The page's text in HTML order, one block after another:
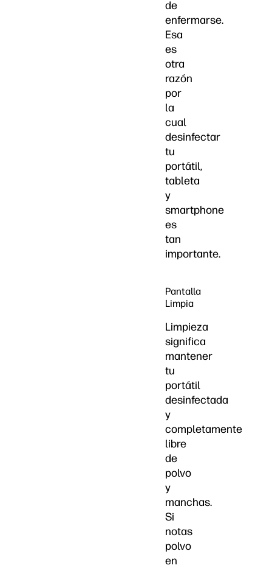
de
enfermarse.
Esa
es
otra
razón
por
la
cual
desinfectar
tu
portátil,
tableta
y
smartphone
es
tan
importante.
Pantalla
Limpia
Limpieza
significa
mantener
tu
portátil
desinfectada
y
completamente
libre
de
polvo
y
manchas.
Si
notas
polvo
en